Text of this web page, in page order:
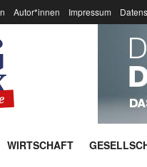
Autor*innen Impressum
WIRTSCHAFT